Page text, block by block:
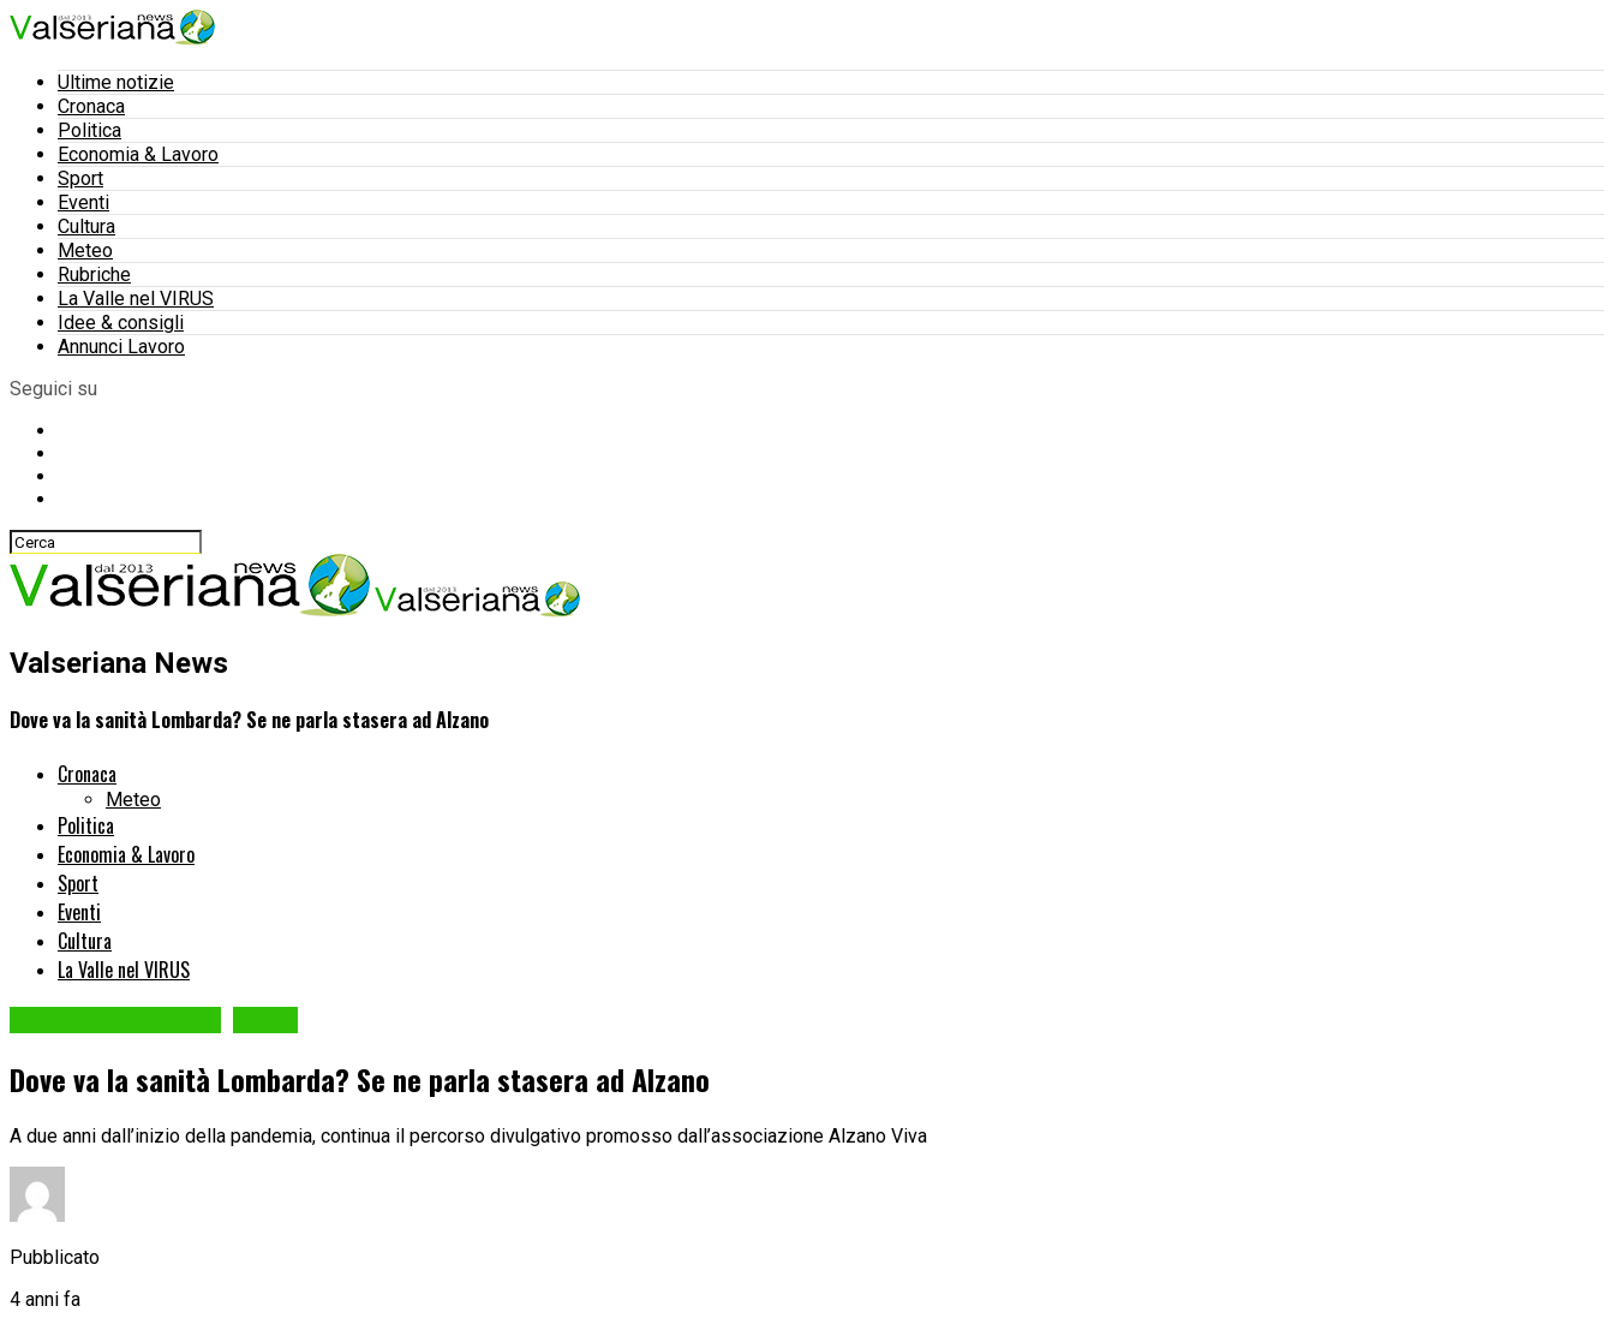
Ultime notizie
Cronaca
Politica
Economia & Lavoro
Sport
Eventi
Cultura
Meteo
Rubriche
La Valle nel VIRUS
Idee & consigli
Annunci Lavoro
Seguici su
Valseriana News
Dove va la sanità Lombarda? Se ne parla stasera ad Alzano
Cronaca
Meteo
Politica
Economia & Lavoro
Sport
Eventi
Cultura
La Valle nel VIRUS
Dove va la sanità Lombarda? Se ne parla stasera ad Alzano
A due anni dall’inizio della pandemia, continua il percorso divulgativo promosso dall’associazione Alzano Viva
Pubblicato
4 anni fa